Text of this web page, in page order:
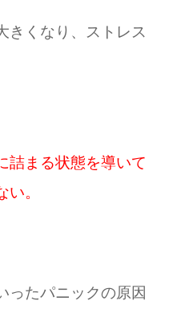
きくなり、ストレス
詰まる状態を導いて
。
ったパニックの原因